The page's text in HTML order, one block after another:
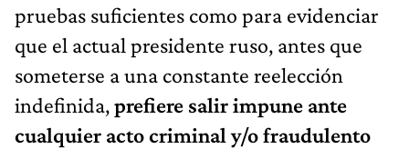
pruebas suficientes como para evidenciar
que el actual presidente ruso, antes que
someterse a una constante reelección
indefinida,prefiere salir impune ante
cualquier acto criminal y/o fraudulento